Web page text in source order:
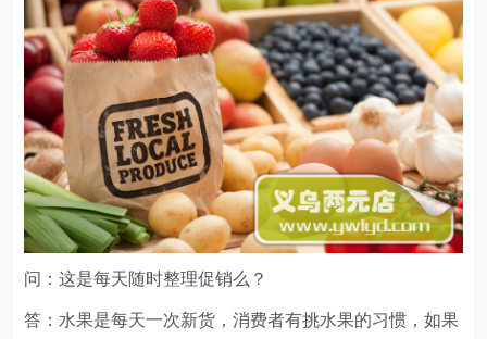
问：这是每天随时整理促销么？
答：水果是每天一次新货，消费者有挑水果的习惯，如果